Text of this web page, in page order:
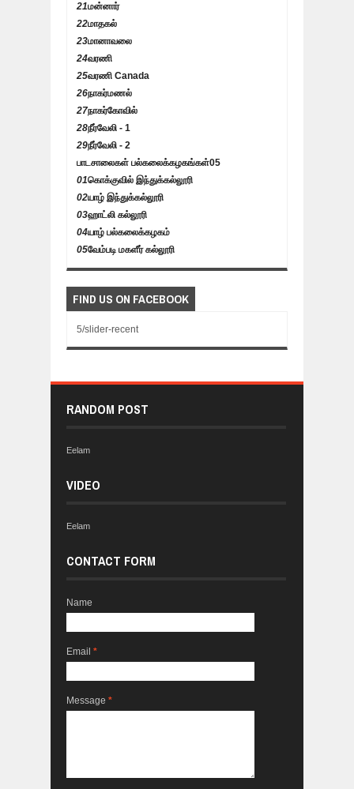
21மன்னார்
22மாதகல்
23மானாவலை
24வரணி
25வரணி Canada
26நாகர்மணல்
27நாகர்கோவில்
28நீர்வேலி - 1
29நீர்வேலி - 2
பாடசாலைகள் பல்கலைக்கழகங்கள்05
01கொக்குவில் இந்துக்கல்லூரி
02யாழ் இந்துக்கல்லூரி
03ஹாட்லி கல்லூரி
04யாழ் பல்கலைக்கழகம்
05வேம்படி மகளீர் கல்லூரி
FIND US ON FACEBOOK
5/slider-recent
RANDOM POST
Eelam
VIDEO
Eelam
CONTACT FORM
Name
Email *
Message *